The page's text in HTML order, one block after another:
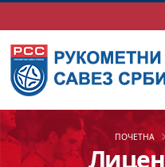
ПОЧЕТНА